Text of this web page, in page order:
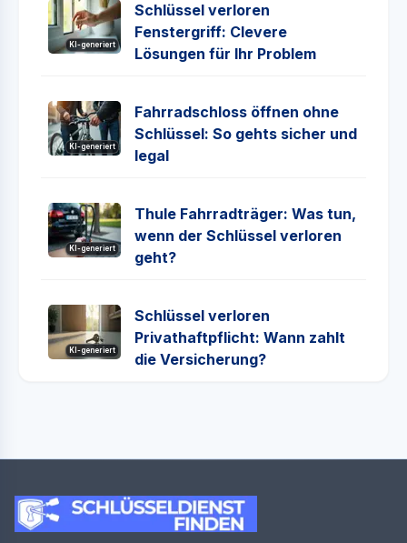
KI-generiert
Schlüssel verloren
Fenstergriff: Clevere
Lösungen für Ihr Problem
KI-generiert
Fahrradschloss öffnen ohne
Schlüssel: So gehts sicher und
legal
KI-generiert
Thule Fahrradträger: Was tun,
wenn der Schlüssel verloren
geht?
KI-generiert
Schlüssel verloren
Privathaftpflicht: Wann zahlt
die Versicherung?